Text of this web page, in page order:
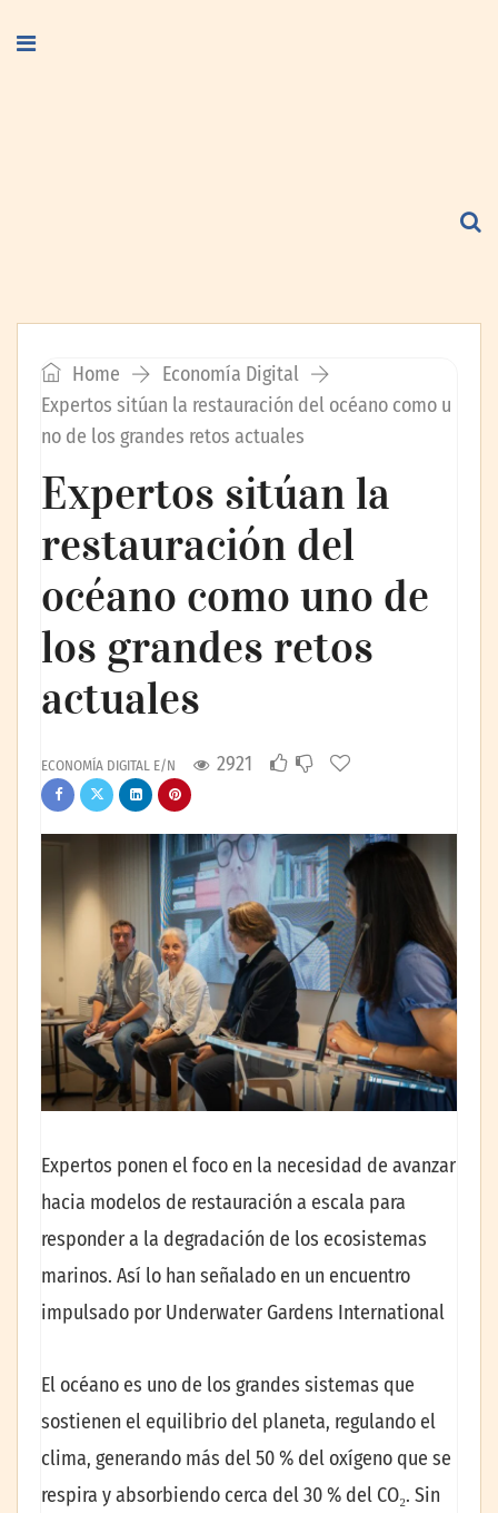
Home
Economía Digital
Expertos sitúan la restauración del océano como u
no de los grandes retos actuales
Expertos sitúan la
restauración del
océano como uno de
los grandes retos
actuales
ECONOMÍA DIGITAL E/N 2921
Expertos ponen el foco en la necesidad de avanzar
hacia modelos de restauración a escala para
responder a la degradación de los ecosistemas
marinos. Así lo han señalado en un encuentro
impulsado por Underwater Gardens International
El océano es uno de los grandes sistemas que
sostienen el equilibrio del planeta, regulando el
clima, generando más del 50 % del oxígeno que se
respira y absorbiendo cerca del 30 % del CO₂. Sin